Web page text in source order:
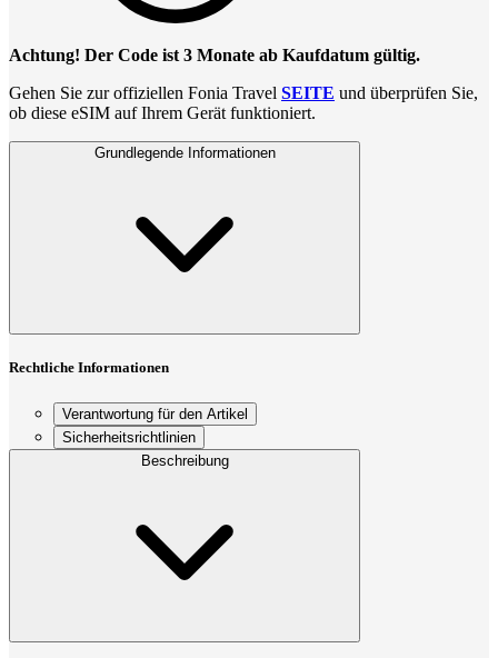
Achtung! Der Code ist 3 Monate ab Kaufdatum gültig.
Gehen Sie zur offiziellen Fonia Travel SEITE und überprüfen Sie,
ob diese eSIM auf Ihrem Gerät funktioniert.
Grundlegende Informationen
Rechtliche Informationen
Verantwortung für den Artikel
Sicherheitsrichtlinien
Beschreibung